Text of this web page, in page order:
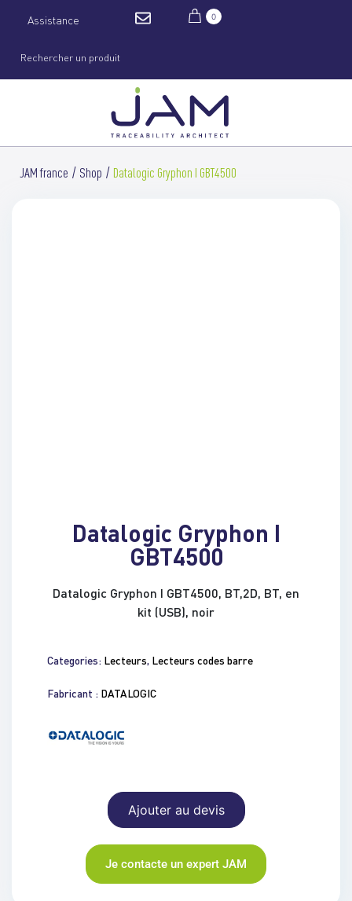
Assistance 0
JAM france Shop Datalogic Gryphon I GBT4500
Datalogic Gryphon I
GBT4500
Datalogic Gryphon I GBT4500, BT,2D, BT, en
kit (USB), noir
Categories: Lecteurs, Lecteurs codes barre
Fabricant : DATALOGIC
Ajouter au devis
Je contacte un expert JAM